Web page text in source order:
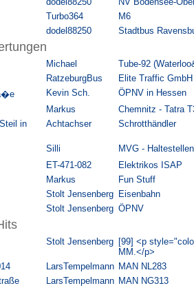
Turbo364 M6
dodel88250 Stadtbus
Michael Tube-92
RatzeburgBus Elite Traffic
Kevin Sch. ÖPNV in Hessen
Markus Chemnitz - Tatra
in
Achtachser Schrotthändler
Silli MVG -
ET-471-082 Elektrikos ISAP
Markus Fun Stuff
Stolt Jensenberg Eisenbahn
Stolt Jensenberg ÖPNV
Stolt Jensenberg [99] <p
MM.</p>
LarsTempelmann MAN NL283
LarsTempelmann MAN NG313